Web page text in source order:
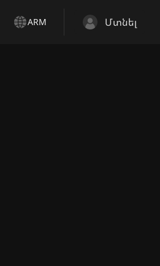
ARM Մտնել